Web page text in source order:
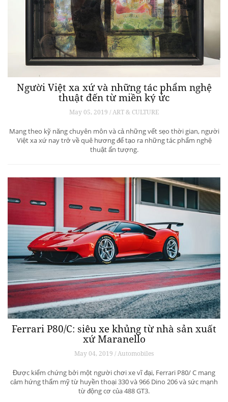
Người Việt xa xứ và những tác phẩm nghệ
thuật đến từ miền ký ức
May 05, 2019 / ART & CULTURE
Mang theo kỹ năng chuyên môn và cả những vết sẹo thời gian, người
Việt xa xứ nay trở về quê hương để tạo ra những tác phẩm nghệ
thuật ấn tượng.
Ferrari P80/C: siêu xe khủng từ ​​nhà sản xuất
xứ Maranello
May 04, 2019 / Automobiles
Được kiểm chứng bởi một người chơi xe vĩ đại, Ferrari P80/ C mang
cảm hứng thẩm mỹ từ huyền thoại 330 và 966 Dino 206 và sức mạnh
từ động cơ của 488 GT3.